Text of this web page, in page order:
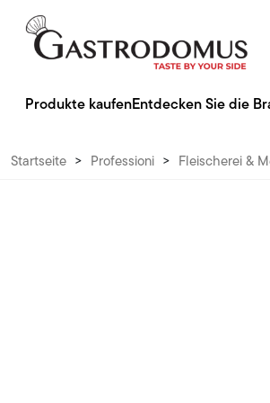
Produkte kaufenEntdecken Sie die
Startseite > Professioni > Fleischerei &